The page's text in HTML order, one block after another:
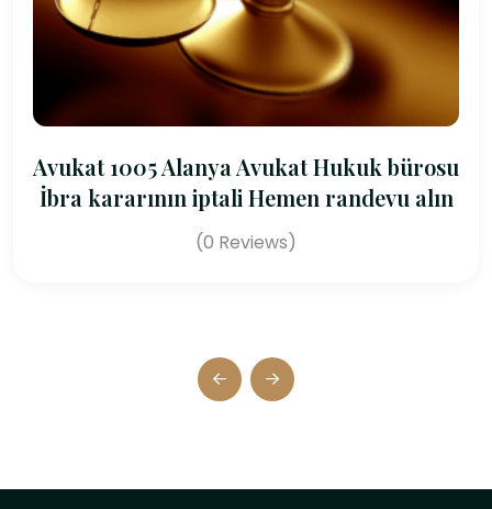
Avukat 1005 Alanya Avukat Hukuk bürosu
İbra kararının iptali Hemen randevu alın
(0 Reviews)